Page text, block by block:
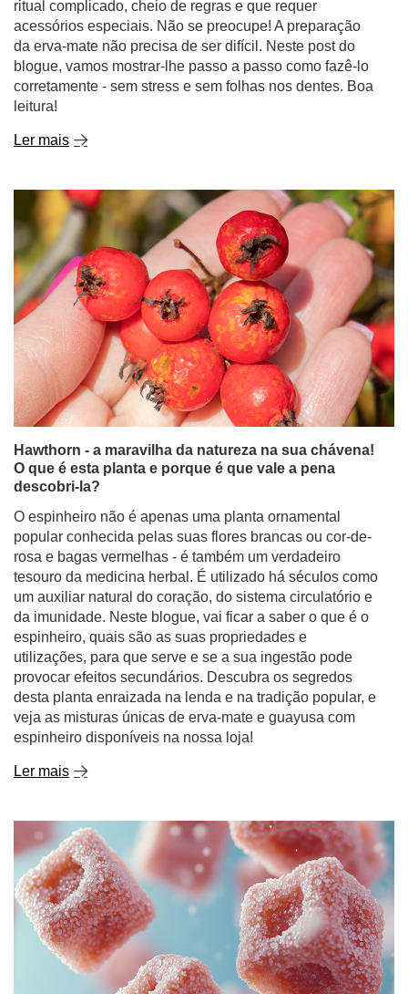
ritual complicado, cheio de regras e que requer
acessórios especiais. Não se preocupe! A preparação
da erva-mate não precisa de ser difícil. Neste post do
blogue, vamos mostrar-lhe passo a passo como fazê-lo
corretamente - sem stress e sem folhas nos dentes. Boa
leitura!
Ler mais
Hawthorn - a maravilha da natureza na sua chávena!
O que é esta planta e porque é que vale a pena
descobri-la?
O espinheiro não é apenas uma planta ornamental
popular conhecida pelas suas flores brancas ou cor-de-
rosa e bagas vermelhas - é também um verdadeiro
tesouro da medicina herbal. É utilizado há séculos como
um auxiliar natural do coração, do sistema circulatório e
da imunidade. Neste blogue, vai ficar a saber o que é o
espinheiro, quais são as suas propriedades e
utilizações, para que serve e se a sua ingestão pode
provocar efeitos secundários. Descubra os segredos
desta planta enraizada na lenda e na tradição popular, e
veja as misturas únicas de erva-mate e guayusa com
espinheiro disponíveis na nossa loja!
Ler mais